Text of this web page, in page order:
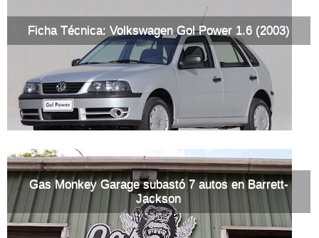
Ficha Técnica: Volkswagen Gol Power 1.6 (2003)
Gas Monkey Garage subastó 7 autos en Barrett-
Jackson